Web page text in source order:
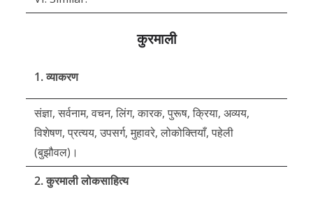
कुरमाली
1. व्याकरण
संज्ञा, सर्वनाम, वचन, लिंग, कारक, पुरूष, क्रिया, अव्यय,
विशेषण, प्रत्यय, उपसर्ग, मुहावरे, लोकोक्तियाँ, पहेली
(बुझौवल)।
2. कुरमाली लोकसाहित्य